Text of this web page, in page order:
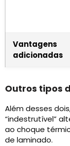
Vantagens
adicionadas
Outros tipos
Além desses
“indestrutível”
ao choque
de laminado.